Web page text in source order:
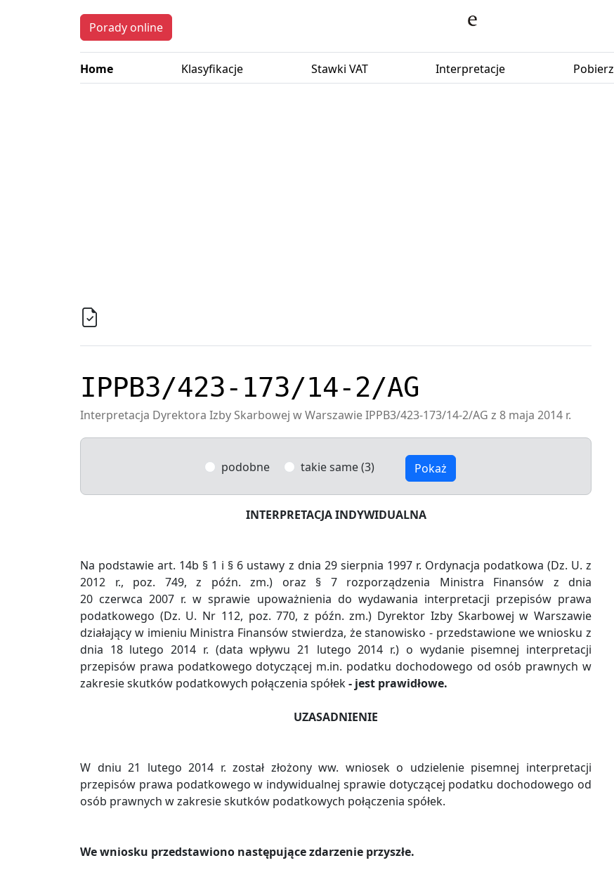
Porady online
Home Klasyfikacje Stawki VAT Interpretacje Pobierz
IPPB3/423-173/14-2/AG
Interpretacja Dyrektora Izby Skarbowej w Warszawie IPPB3/423-173/14-2/AG z 8 maja 2014 r.
podobne takie same (3) Pokaż
INTERPRETACJA INDYWIDUALNA
Na podstawie art. 14b § 1 i § 6 ustawy z dnia 29 sierpnia 1997 r. Ordynacja podatkowa (Dz. U. z
2012 r., poz. 749, z późn. zm.) oraz § 7 rozporządzenia Ministra Finansów z dnia
20 czerwca 2007 r. w sprawie upoważnienia do wydawania interpretacji przepisów prawa
podatkowego (Dz. U. Nr 112, poz. 770, z późn. zm.) Dyrektor Izby Skarbowej w Warszawie
działający w imieniu Ministra Finansów stwierdza, że stanowisko - przedstawione we wniosku z
dnia 18 lutego 2014 r. (data wpływu 21 lutego 2014 r.) o wydanie pisemnej interpretacji
przepisów prawa podatkowego dotyczącej m.in. podatku dochodowego od osób prawnych w
zakresie skutków podatkowych połączenia spółek- jest prawidłowe.
UZASADNIENIE
W dniu 21 lutego 2014 r. został złożony ww. wniosek o udzielenie pisemnej interpretacji
przepisów prawa podatkowego w indywidualnej sprawie dotyczącej podatku dochodowego od
osób prawnych w zakresie skutków podatkowych połączenia spółek.
We wniosku przedstawiono następujące zdarzenie przyszłe.